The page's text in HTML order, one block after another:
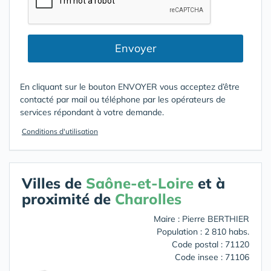
Envoyer
En cliquant sur le bouton ENVOYER vous acceptez d’être
contacté par mail ou téléphone par les opérateurs de
services répondant à votre demande.
Conditions d'utilisation
Villes de Saône-et-Loire et à
proximité de Charolles
Maire : Pierre BERTHIER
Population : 2 810 habs.
Code postal : 71120
Code insee : 71106